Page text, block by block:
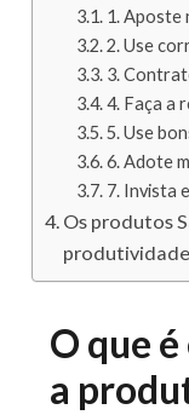
1. Aposte
2. Use
3.
4. Faça a
5. Use
6. Adote
7. Invista
Os produtos
produtividade
O que
a